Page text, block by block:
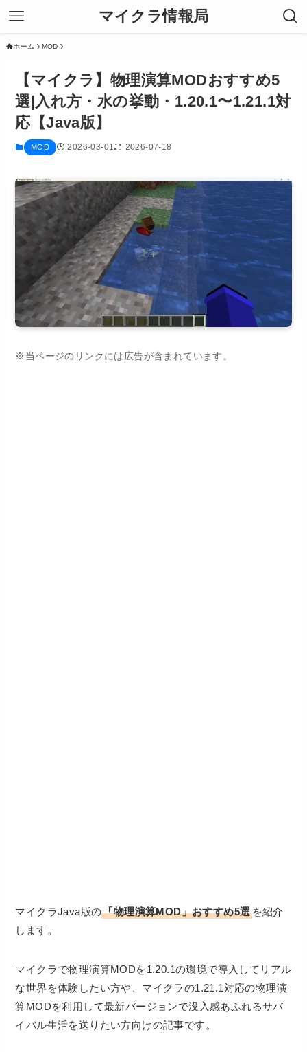
マイクラ情報局
ホーム MOD
【マイクラ】物理演算MODおすすめ5
選|入れ方・水の挙動・1.20.1〜1.21.1対
応【Java版】
MOD 2026-03-01 2026-07-18
※当ページのリンクには広告が含まれています。
マイクラJava版の「物理演算MOD」おすすめ5選を紹介
します。
マイクラで物理演算MODを1.20.1の環境で導入してリアル
な世界を体験したい方や、マイクラの1.21.1対応の物理演
算MODを利用して最新バージョンで没入感あふれるサバ
イバル生活を送りたい方向けの記事です。